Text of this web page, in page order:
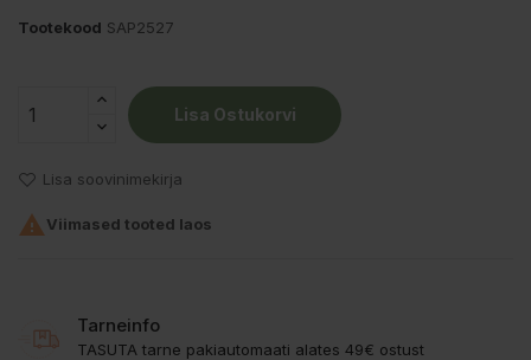
Tootekood SAP2527
Lisa Ostukorvi
Lisa soovinimekirja
 Viimased tooted laos
Tarneinfo
TASUTA tarne pakiautomaati alates 49€ ostust